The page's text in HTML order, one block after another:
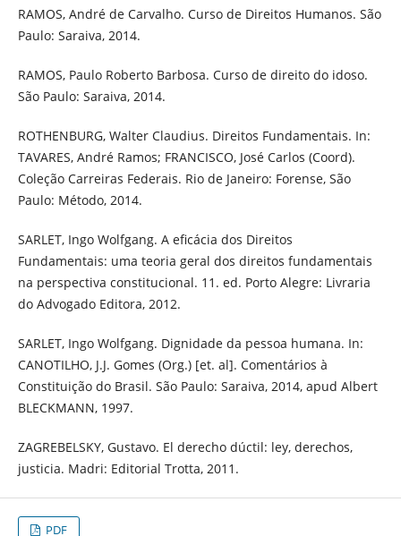
RAMOS, André de Carvalho. Curso de Direitos Humanos. São
Paulo: Saraiva, 2014.
RAMOS, Paulo Roberto Barbosa. Curso de direito do idoso.
São Paulo: Saraiva, 2014.
ROTHENBURG, Walter Claudius. Direitos Fundamentais. In:
TAVARES, André Ramos; FRANCISCO, José Carlos (Coord).
Coleção Carreiras Federais. Rio de Janeiro: Forense, São
Paulo: Método, 2014.
SARLET, Ingo Wolfgang. A eficácia dos Direitos
Fundamentais: uma teoria geral dos direitos fundamentais
na perspectiva constitucional. 11. ed. Porto Alegre: Livraria
do Advogado Editora, 2012.
SARLET, Ingo Wolfgang. Dignidade da pessoa humana. In:
CANOTILHO, J.J. Gomes (Org.) [et. al]. Comentários à
Constituição do Brasil. São Paulo: Saraiva, 2014, apud Albert
BLECKMANN, 1997.
ZAGREBELSKY, Gustavo. El derecho dúctil: ley, derechos,
justicia. Madri: Editorial Trotta, 2011.
PDF